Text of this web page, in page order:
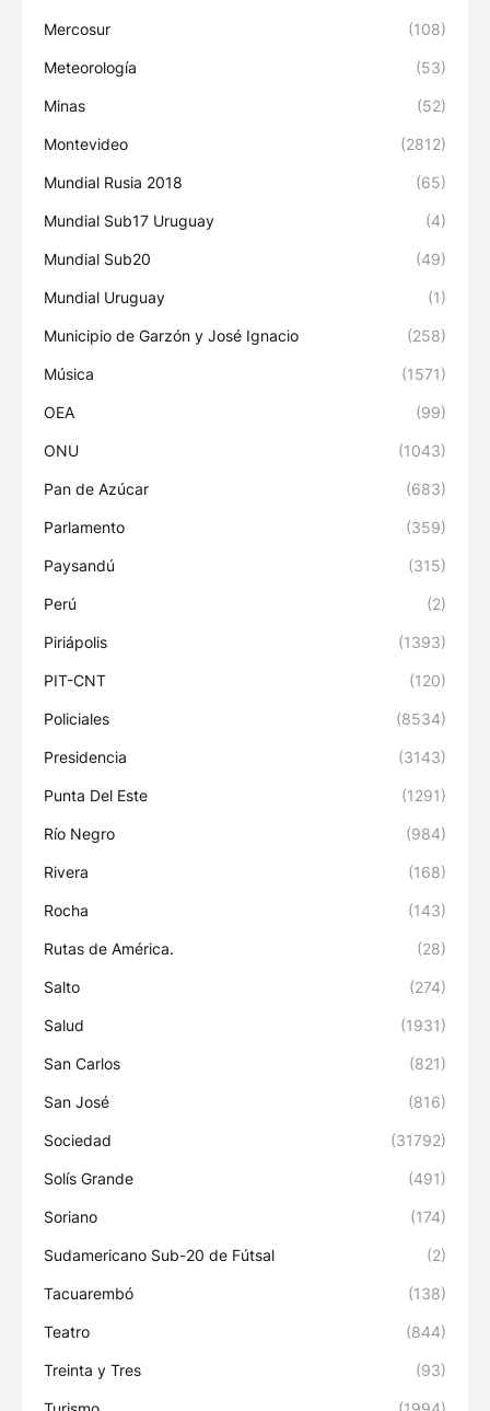
Mercosur (108)
Meteorología (53)
Minas (52)
Montevideo (2812)
Mundial Rusia 2018 (65)
Mundial Sub17 Uruguay (4)
Mundial Sub20 (49)
Mundial Uruguay (1)
Municipio de Garzón y José Ignacio (258)
Música (1571)
OEA (99)
ONU (1043)
Pan de Azúcar (683)
Parlamento (359)
Paysandú (315)
Perú (2)
Piriápolis (1393)
PIT-CNT (120)
Policiales (8534)
Presidencia (3143)
Punta Del Este (1291)
Río Negro (984)
Rivera (168)
Rocha (143)
Rutas de América. (28)
Salto (274)
Salud (1931)
San Carlos (821)
San José (816)
Sociedad (31792)
Solís Grande (491)
Soriano (174)
Sudamericano Sub-20 de Fútsal (2)
Tacuarembó (138)
Teatro (844)
Treinta y Tres (93)